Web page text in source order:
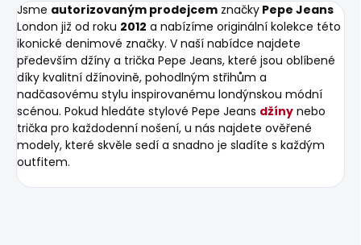
Jsme autorizovaným prodejcem značky Pepe Jeans
London již od roku 2012 a nabízíme originální kolekce této
ikonické denimové značky. V naší nabídce najdete
především džíny a trička Pepe Jeans, které jsou oblíbené
díky kvalitní džínovině, pohodlným střihům a
nadčasovému stylu inspirovanému londýnskou módní
scénou. Pokud hledáte stylové Pepe Jeans džíny nebo
trička pro každodenní nošení, u nás najdete ověřené
modely, které skvěle sedí a snadno je sladíte s každým
outfitem.